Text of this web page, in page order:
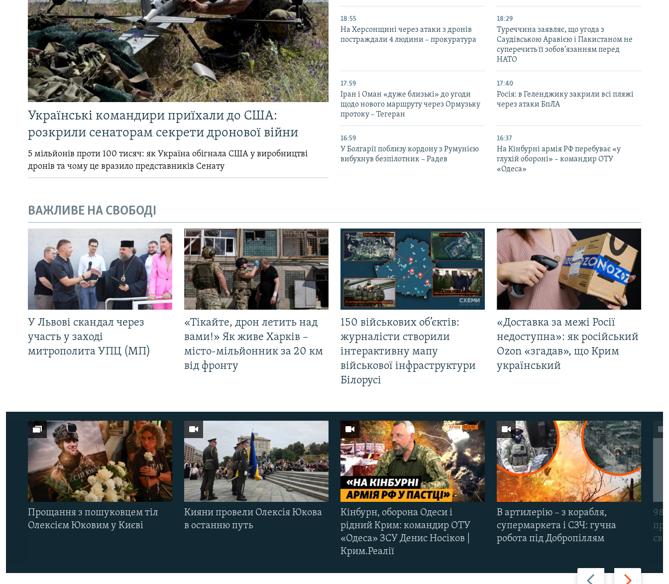
Українські командири приїхали до США:
розкрили сенаторам секрети дронової війни
5 мільйонів проти 100 тисяч: як Україна обігнала США у виробництві
дронів та чому це вразило представників Сенату
18:55
На Херсонщині через атаки з дронів
постраждали 4 людини – прокуратура
18:29
Туреччина заявляє, що угода з
Саудівською Аравією і Пакистаном не
суперечить її зобов’язанням перед
НАТО
17:59
Іран і Оман «дуже близькі» до угоди
щодо нового маршруту через Ормузьку
протоку – Тегеран
17:40
Росія: в Геленджику закрили всі пляжі
через атаки БпЛА
16:59
У Болгарії поблизу кордону з Румунією
вибухнув безпілотник – Радев
16:37
На Кінбурні армія РФ перебуває «у
глухій обороні» – командир ОТУ
«Одеса»
ВАЖЛИВЕ НА СВОБОДІ
У Львові скандал через
участь у заході
митрополита УПЦ (МП)
«Тікайте, дрон летить над
вами!» Як живе Харків –
місто-мільйонник за 20 км
від фронту
150 військових об’єктів:
журналісти створили
інтерактивну мапу
військової інфраструктури
Білорусі
«Доставка за межі Росії
недоступна»: як російський
Ozon «згадав», що Крим
український
Назад Вперед
Прощання з пошуковцем тіл
Олексієм Юковим у Києві
Кияни провели Олексія Юкова
в останню путь
Кінбурн, оборона Одеси і
рідний Крим: командир ОТУ
«Одеса» ЗСУ Денис Носіков |
Крим.Реалії
В артилерію – з корабля,
супермаркета і СЗЧ: гучна
робота під Добропіллям
98-